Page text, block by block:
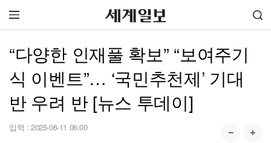
“다양한 인재풀 확보” “보여주기
식 이벤트”… ‘국민추천제’ 기대
반 우려 반 [뉴스 투데이]
입력 : 2025-06-11 06:00